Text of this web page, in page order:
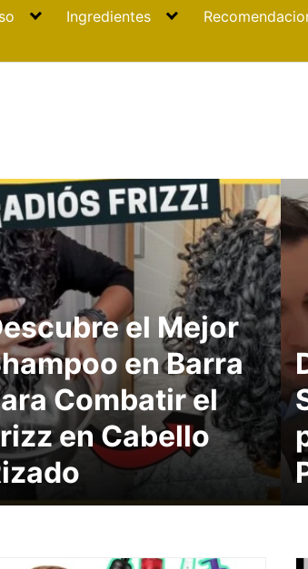
Ingredientes
el Mejor
en Barra
Combatir el
en Cabello